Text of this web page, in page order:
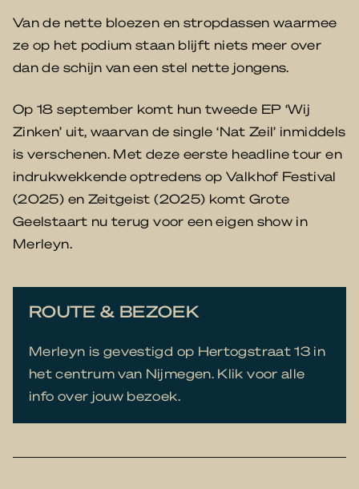
Van de nette bloezen en stropdassen waarmee
ze op het podium staan blijft niets meer over
dan de schijn van een stel nette jongens.
Op 18 september komt hun tweede EP ‘Wij
Zinken’ uit, waarvan de single ‘Nat Zeil’ inmiddels
is verschenen. Met deze eerste headline tour en
indrukwekkende optredens op Valkhof Festival
(2025) en Zeitgeist (2025) komt Grote
Geelstaart nu terug voor een eigen show in
Merleyn.
ROUTE & BEZOEK
Merleyn is gevestigd op Hertogstraat 13 in
het centrum van Nijmegen. Klik voor alle
info over jouw bezoek.